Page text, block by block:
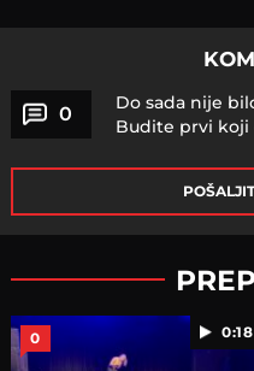
0
Do sada nije
Budite prvi koji
0:18
0